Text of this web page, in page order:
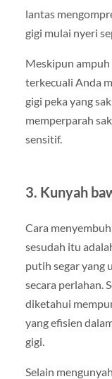
lantas
gigi mulai nyeri
Meskipun
terkecuali Anda
gigi peka yang
memperparah
sensitif.
3. Kunyah
Cara
sesudah itu
putih segar yang
secara perlahan.
diketahui
yang efisien
gigi.
Selain